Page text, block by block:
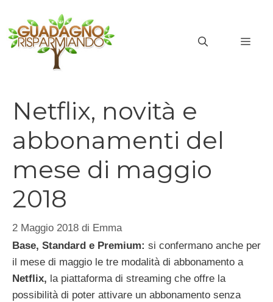
contenuto
Netflix, novità e
abbonamenti del
mese di maggio
2018
2 Maggio 2018 di Emma
Base, Standard e Premium: si confermano anche per
il mese di maggio le tre modalità di abbonamento a
Netflix, la piattaforma di streaming che offre la
possibilità di poter attivare un abbonamento senza